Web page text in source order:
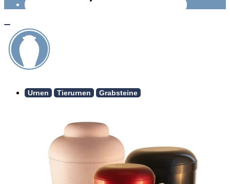
Urnen Tierurnen Grabsteine